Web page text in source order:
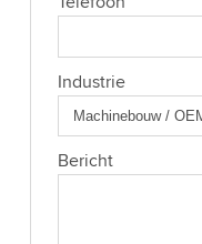
Industrie
Bericht